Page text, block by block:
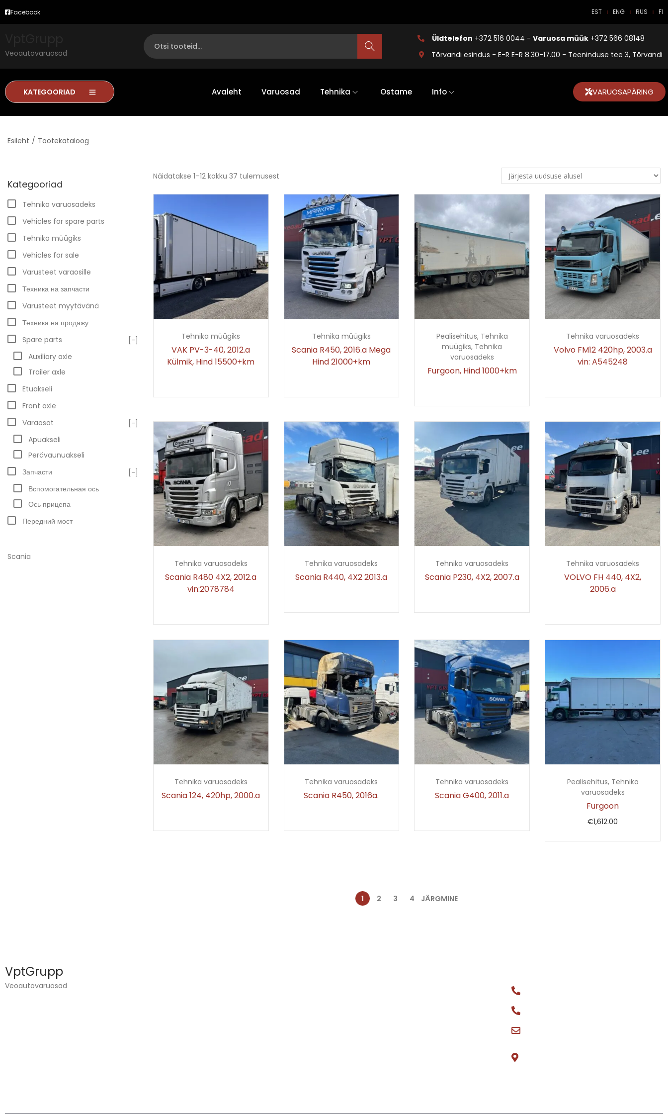
Facebook EST ENG RUS FI
Veoautovaruosad
Search
Üldtelefon +372 516 0044 -Varuosa müük +372 566 08148
Tõrvandi esindus - E-R E-R 8.30-17.00 - Teeninduse tee 3, Tõrvandi
KATEGOORIAD Avaleht Varuosad Tehnika Ostame Info VARUOSAPÄRING
Esileht / Tootekataloog
Näidatakse 1–12kokku 37 tulemusest
Tehnika müügiks
VAK PV-3-40, 2012.a
Külmik, Hind 15500+km
Tehnika müügiks
Scania R450, 2016.a Mega
Hind 21000+km
Pealisehitus, Tehnika
müügiks, Tehnika
varuosadeks
Furgoon, Hind 1000+km
Tehnika varuosadeks
Volvo FM12 420hp, 2003.a
vin: A545248
Tehnika varuosadeks
Scania R480 4X2, 2012.a
vin:2078784
Tehnika varuosadeks
Scania R440, 4X2 2013.a
Tehnika varuosadeks
Scania P230, 4X2, 2007.a
Tehnika varuosadeks
VOLVO FH 440, 4X2,
2006.a
Tehnika varuosadeks
Scania 124, 420hp, 2000.a
Tehnika varuosadeks
Scania R450, 2016a.
Tehnika varuosadeks
Scania G400, 2011.a
Pealisehitus, Tehnika
varuosadeks
Furgoon
€1,612.00
1 2 3 4 JÄRGMINE
Kategooriad
Tehnika varuosadeks
Vehicles for spare parts
Tehnika müügiks
Vehicles for sale
Varusteet varaosille
Техника на запчасти
Varusteet myytävänä
Техника на продажу
Spare parts
[-]
Auxiliary axle
Trailer axle
Etuakseli
Front axle
Varaosat
[-]
Apuakseli
Perävaunuakseli
Запчасти
[-]
Вспомогательная ось
Ось прицепа
Передний мост
Scania
VptGrupp
Veoautovaruosad